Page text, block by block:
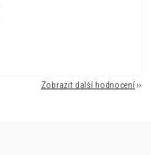
Zobrazit další hodnocení